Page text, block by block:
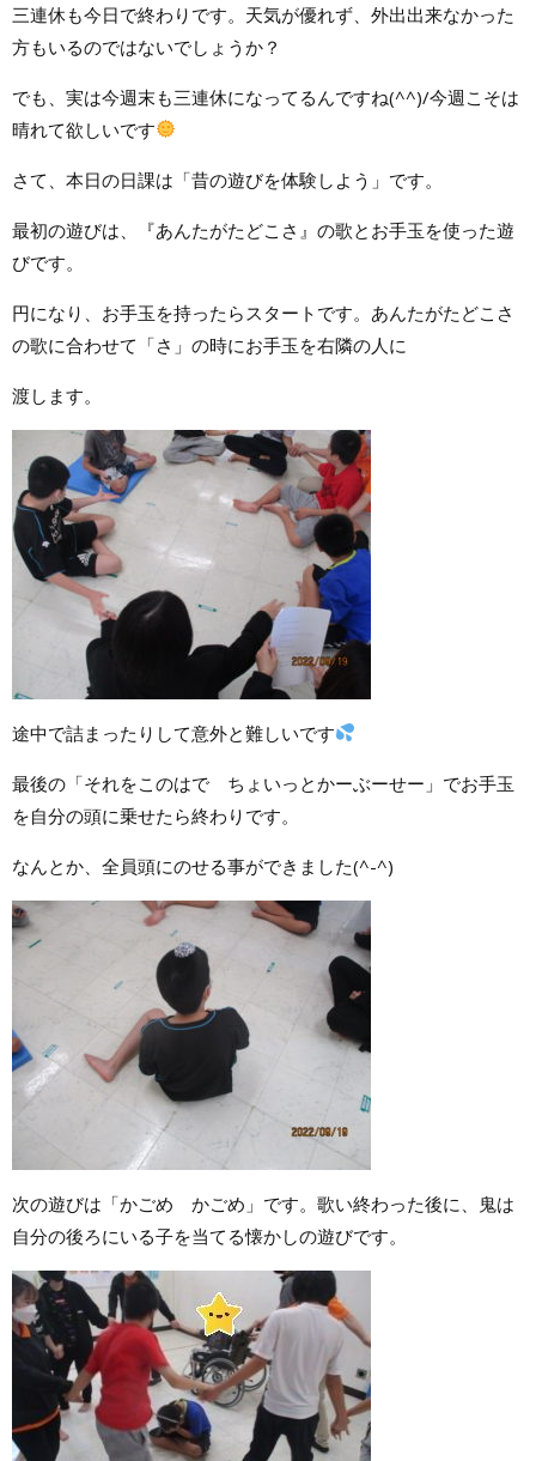
三連休も今日で終わりです。天気が優れず、外出出来なかった
方もいるのではないでしょうか？
でも、実は今週末も三連休になってるんですね(^^)/今週こそは
晴れて欲しいです
さて、本日の日課は「昔の遊びを体験しよう」です。
最初の遊びは、『あんたがたどこさ』の歌とお手玉を使った遊
びです。
円になり、お手玉を持ったらスタートです。あんたがたどこさ
の歌に合わせて「さ」の時にお手玉を右隣の人に
渡します。
途中で詰まったりして意外と難しいです
最後の「それをこのはで ちょいっとかーぶーせー」でお手玉
を自分の頭に乗せたら終わりです。
なんとか、全員頭にのせる事ができました(^-^)
次の遊びは「かごめ かごめ」です。歌い終わった後に、鬼は
自分の後ろにいる子を当てる懐かしの遊びです。